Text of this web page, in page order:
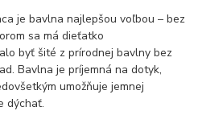
je bavlna najlepšou voľbou – bez
sa má dieťatko
byť šité z prírodnej bavlny bez
Bavlna je príjemná na dotyk,
umožňuje jemnej
dýchať.